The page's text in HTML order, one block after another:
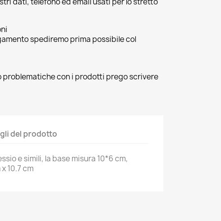
spediremo prima possibile col
problematiche con i prodotti prego scrivere
del prodotto
e simili, la base misura 10*6 cm,
10.7 cm